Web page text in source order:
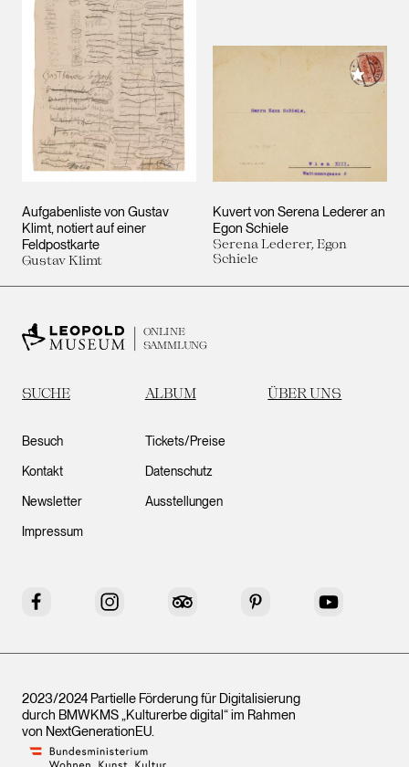
Aufgabenliste von Gustav
Klimt, notiert auf einer
Feldpostkarte
Gustav Klimt
Kuvert von Serena Lederer an
Egon Schiele
Serena Lederer, Egon
Schiele
Meiner
ONLINE
SAMMLUNG
SUCHE ALBUM ÜBER UNS
Besuch
Kontakt
Newsletter
Impressum
Tickets/Preise
Datenschutz
Ausstellungen
Facebook Instagram Tripadvisor Pinterest YouTube
2023/2024 Partielle Förderung für Digitalisierung
durch BMWKMS „Kulturerbe digital“ im Rahmen
von NextGenerationEU.